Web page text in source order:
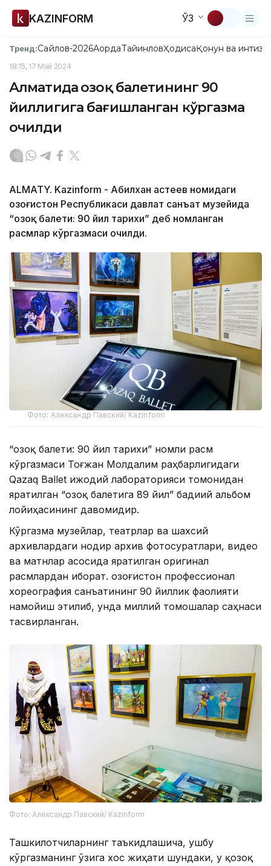
KAZINFORM ЎЗ
Тренд:Сайлов-2026АқордаТайинловҲодисаҚонун ва
18:15, 17 Май 2024
Алматида Қозоқ балетининг 90
йиллигига бағишланган кўргазма
очилди
ALMATY. Kazinform - Абилхан Қастеев номидаги
Қозоғистон Республикаси давлат санъат музейида
“Қозоқ балети: 90 йил тарихи” деб номланган
расмлар кўргазмаси очилди.
Фото: Александр Павский/ Kazinform
“Қозоқ балети: 90 йил тарихи” номли расм
кўргазмаси Тоғжан Молдалим раҳбарлигидаги
Qazaq Ballet ижодий лабораторияси томонидан
яратилган “Қозоқ балетига 89 йил” бадиий альбом
лойиҳасининг давомидир.
Кўргазма музейлар, театрлар ва шахсий
архивлардаги нодир архив фотосуратлари, видео
ва матнлар асосида яратилган оригинал
расмлардан иборат. Қозоғистон профессионал
хореография санъатининг 90 йиллик фаолияти
намойиш этилиб, унда миллий томошалар саҳнаси
тасвирланган.
Фото: Александр Павский/ Kazinform
Ташкилотчиларнинг таъкидлашича, ушбу
кўргазманинг ўзига хос жиҳати шундаки, у қозоқ